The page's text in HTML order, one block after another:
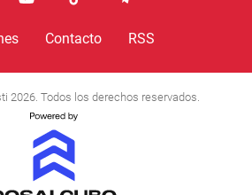
Contacto RSS
2026. Todos los derechos reservados.